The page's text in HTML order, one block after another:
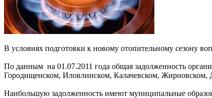
В условиях подготовки к новому отопительному сезону
По данным на 01.07.2011 года общая задолженность
Городищенском, Иловлинском, Калачевском, Жирновском,
Наибольшую задолженность имеют муниципальные